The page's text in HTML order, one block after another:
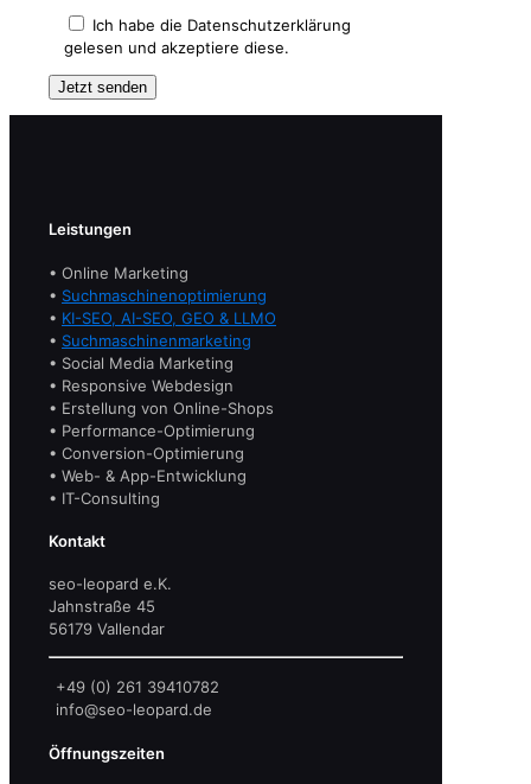
Ich habe die Datenschutzerklärung
gelesen und akzeptiere diese.
Leistungen
• Online Marketing
• Suchmaschinenoptimierung
• KI-SEO, AI-SEO, GEO & LLMO
• Suchmaschinenmarketing
• Social Media Marketing
• Responsive Webdesign
• Erstellung von Online-Shops
• Performance-Optimierung
• Conversion-Optimierung
• Web- & App-Entwicklung
• IT-Consulting
Kontakt
seo-leopard e.K.
Jahnstraße 45
56179 Vallendar
+49 (0) 261 39410782
info@seo-leopard.de
Öffnungszeiten